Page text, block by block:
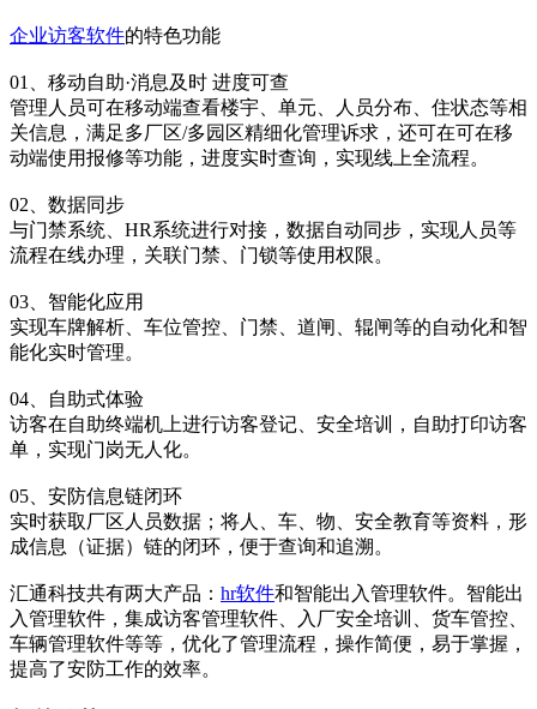
企业访客软件的特色功能
01、移动自助·消息及时 进度可查
管理人员可在移动端查看楼宇、单元、人员分布、住状态等相
关信息，满足多厂区/多园区精细化管理诉求，还可在可在移
动端使用报修等功能，进度实时查询，实现线上全流程。
02、数据同步
与门禁系统、HR系统进行对接，数据自动同步，实现人员等
流程在线办理，关联门禁、门锁等使用权限。
03、智能化应用
实现车牌解析、车位管控、门禁、道闸、辊闸等的自动化和智
能化实时管理。
04、自助式体验
访客在自助终端机上进行访客登记、安全培训，自助打印访客
单，实现门岗无人化。
05、安防信息链闭环
实时获取厂区人员数据；将人、车、物、安全教育等资料，形
成信息（证据）链的闭环，便于查询和追溯。
汇通科技共有两大产品： hr软件和智能出入管理软件。智能出
入管理软件，集成访客管理软件、入厂安全培训、货车管控、
车辆管理软件等等，优化了管理流程，操作简便，易于掌握，
提高了安防工作的效率。